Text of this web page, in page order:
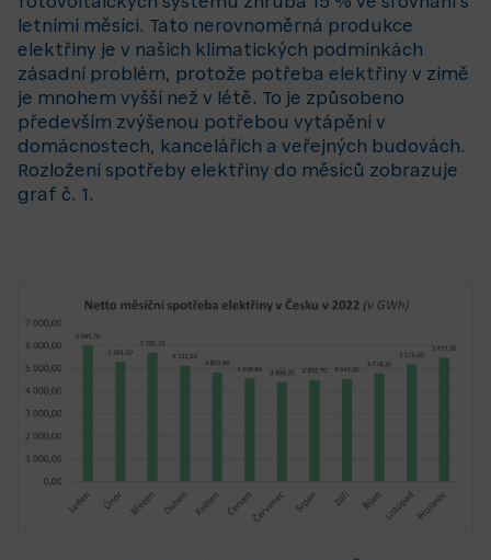
letními měsíci. Tato nerovnoměrná produkce
elektřiny je v našich klimatických podmínkách
zásadní problém, protože potřeba elektřiny v zimě
je mnohem vyšší než v létě. To je způsobeno
především zvýšenou potřebou vytápění v
domácnostech, kancelářích a veřejných budovách.
Rozložení spotřeby elektřiny do měsíců zobrazuje
graf č. 1.